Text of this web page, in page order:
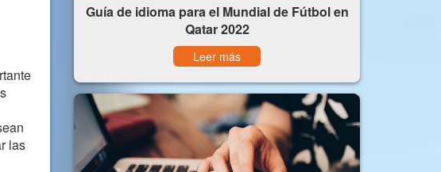
las
Guía de idioma para el Mundial de Fútbol en
Qatar 2022
Leer más